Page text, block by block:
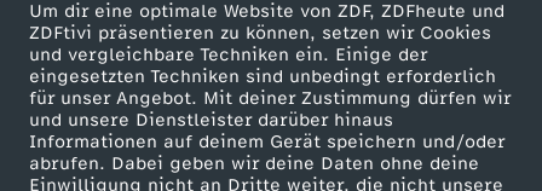
Um dir eine optimale Website von ZDF, ZDFheute und
ZDFtivi präsentieren zu können, setzen wir Cookies
und vergleichbare Techniken ein. Einige der
eingesetzten Techniken sind unbedingt erforderlich
für unser Angebot. Mit deiner Zustimmung dürfen wir
und unsere Dienstleister darüber hinaus
Informationen auf deinem Gerät speichern und/oder
abrufen. Dabei geben wir deine Daten ohne deine
Einwilligung nicht an Dritte weiter, die nicht unsere
L
ä
n
Mehr ZDF
ZDF-Apps
Service
ZDFmitreden